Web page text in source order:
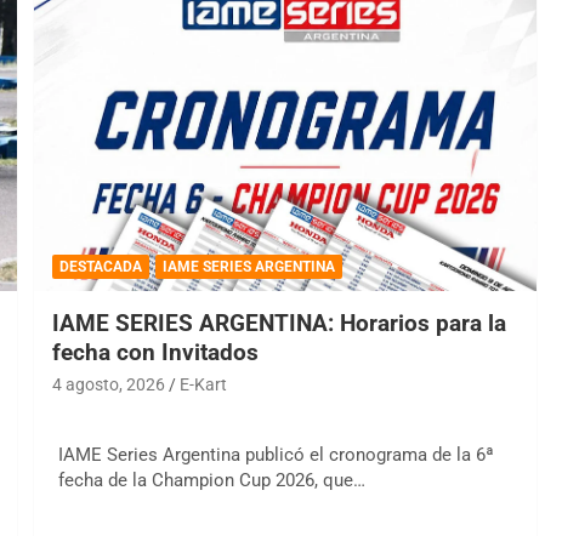
DESTACADA IAME SERIES ARGENTINA
IAME SERIES ARGENTINA: Horarios para la
fecha con Invitados
4 agosto, 2026 E-Kart
IAME Series Argentina publicó el cronograma de la 6ª
fecha de la Champion Cup 2026, que…